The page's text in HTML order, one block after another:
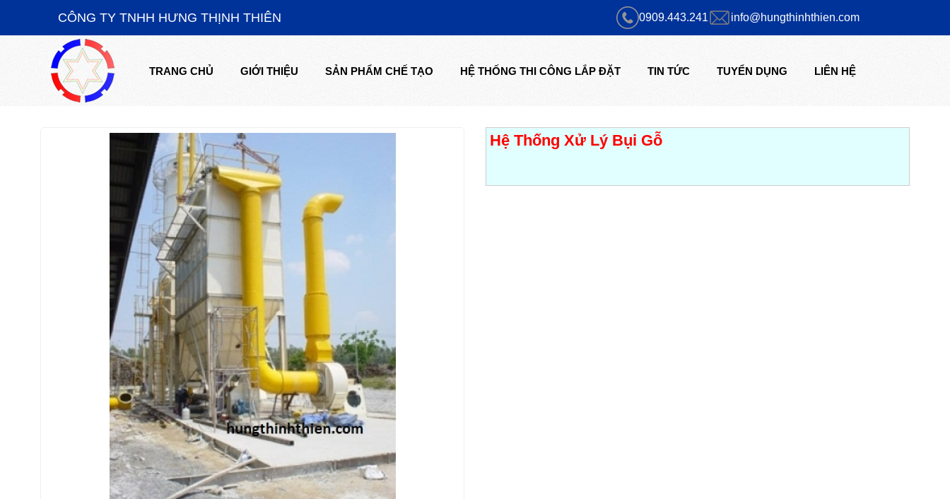
CÔNG TY TNHH HƯNG THỊNH THIÊN 0909.443.241 info@hungthinhthien.com
TRANG CHỦ GIỚI THIỆU SẢN PHẨM CHẾ TẠO HỆ THỐNG THI CÔNG LẮP ĐẶT TIN TỨC TUYỂN DỤNG LIÊN HỆ
HỆ THỐNG THI CÔNG LẮP ĐẶT
Hệ Thống Xử Lý Bụi Gỗ